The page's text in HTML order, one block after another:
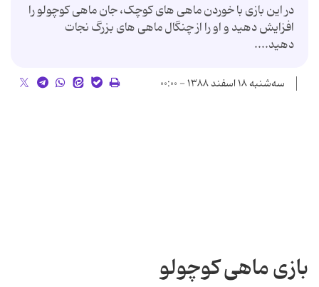
در این بازی با خوردن ماهی های کوچک، جان ماهی کوچولو را
افزایش دهید و او را از چنگال ماهی های بزرگ نجات
دهید....
سه‌شنبه ۱۸ اسفند ۱۳۸۸ - ۰۰:۰۰
بازی ماهی کوچولو